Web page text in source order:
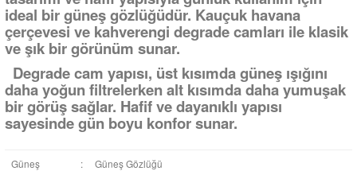
ideal bir güneş gözlüğüdür. Kauçuk havana
çerçevesi ve kahverengi degrade camları ile klasik
ve şık bir görünüm sunar.
Degrade cam yapısı, üst kısımda güneş ışığını
daha yoğun filtrelerken alt kısımda daha yumuşak
bir görüş sağlar. Hafif ve dayanıklı yapısı
sayesinde gün boyu konfor sunar.
Güneş
: Güneş Gözlüğü